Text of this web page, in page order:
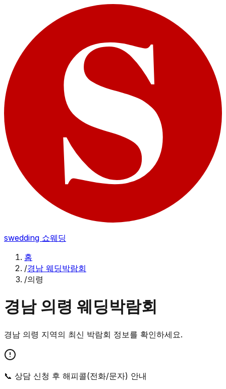
swedding 쇼웨딩
홈
/경남 웨딩박람회
/의령
경남 의령 웨딩박람회
경남 의령 지역의 최신 박람회 정보를 확인하세요.
📞 상담 신청 후 해피콜(전화/문자) 안내